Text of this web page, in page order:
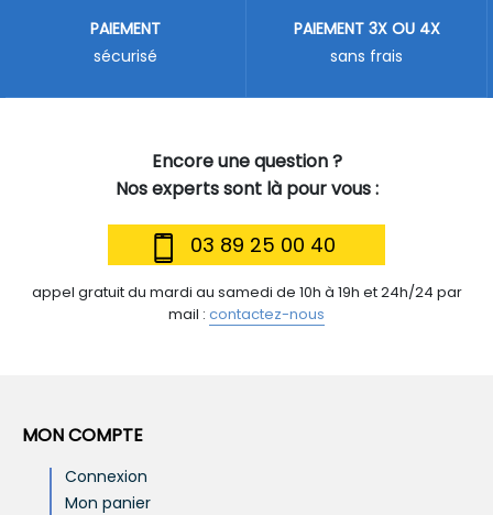
Encore une question ?
Nos experts sont là pour vous :
03 89 25 00 40
appel gratuit du mardi au samedi de 10h à 19h et 24h/24 par
mail : contactez-nous
PAIEMENT
sécurisé
PAIEMENT 3X OU 4X
sans frais
MON COMPTE
Connexion
Mon panier